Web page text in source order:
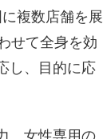
複数店舗を展
せて全身を効
し、目的に応